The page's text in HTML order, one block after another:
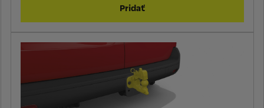
Pridať